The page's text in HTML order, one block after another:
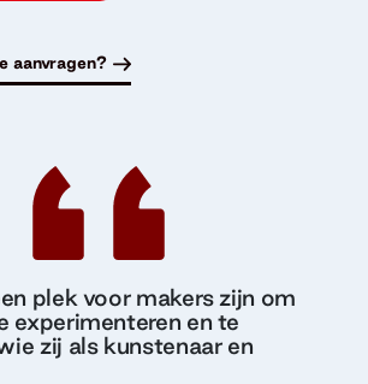
aanvragen?
plek voor makers zijn om
experimenteren en te
zij als kunstenaar en